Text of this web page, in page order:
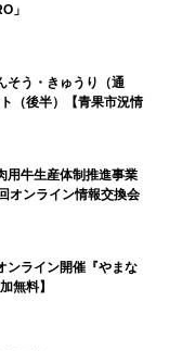
」
そう・きゅうり（通
（後半）【青果市況情
牛生産体制推進事業
オンライン情報交換会
ンライン開催『やまな
無料】